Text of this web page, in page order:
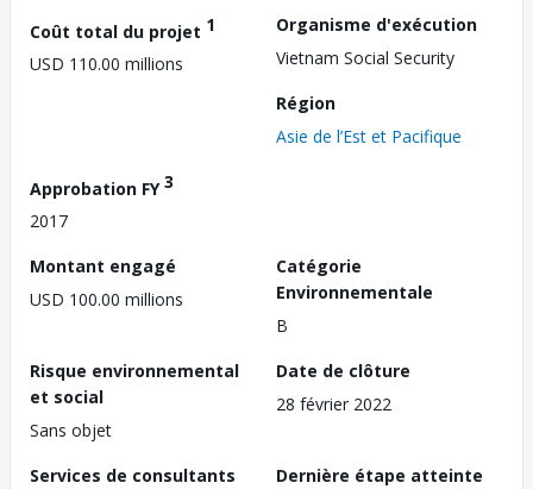
Coût total du projet 1
USD 110.00 millions
Organisme d'exécution
Vietnam Social Security
Région
Asie de l’Est et Pacifique
Approbation FY3
2017
Montant engagé
USD 100.00 millions
Catégorie
Environnementale
B
Risque environnemental
et social
Sans objet
Date de clôture
28 février 2022
Services de consultants
Dernière étape atteinte